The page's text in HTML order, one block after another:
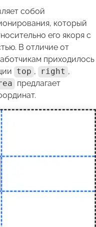
собой
который
его якоря с
В отличие от
приходилось
top , right ,
предлагает